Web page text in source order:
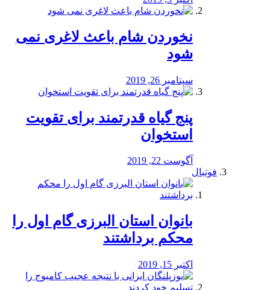
نخوردن شام باعث لاغری نمی
‌شود
سپتامبر 26, 2019
پنج گیاه قدرتمند برای تقویت
استخوان
آگوست 22, 2019
فوتبال
بانوان استان البرزی گام اول را
محكم برداشتند
اکتبر 15, 2019